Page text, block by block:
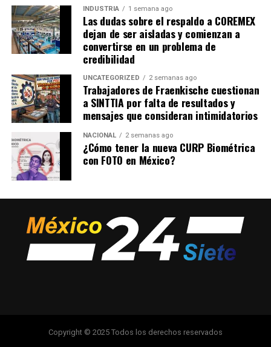
INDUSTRIA 1 semana ago
Las dudas sobre el respaldo a COREMEX
dejan de ser aisladas y comienzan a
convertirse en un problema de
credibilidad
UNCATEGORIZED 2 semanas ago
Trabajadores de Fraenkische cuestionan
a SINTTIA por falta de resultados y
mensajes que consideran intimidatorios
NACIONAL 2 semanas ago
¿Cómo tener la nueva CURP Biométrica
con FOTO en México?
Copyright © 2025 Todos los derechos reservados